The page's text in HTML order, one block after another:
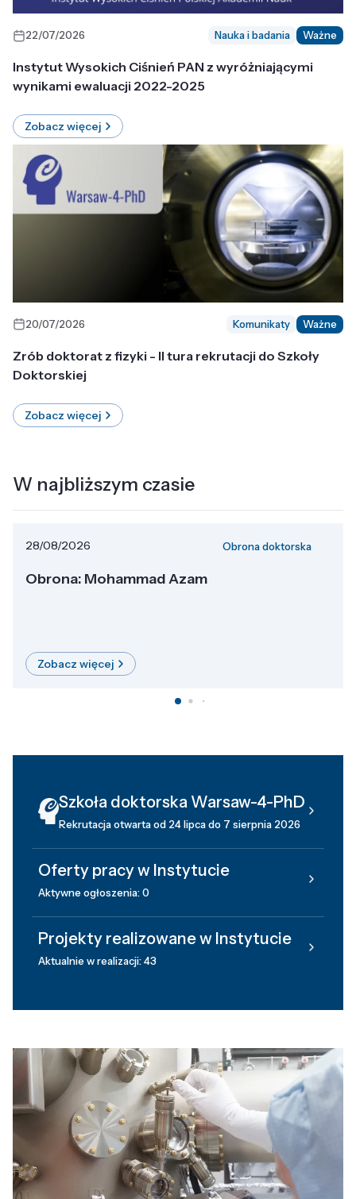
22/07/2026 Nauka i badania Ważne
Instytut Wysokich Ciśnień PAN z wyróżniającymi
wynikami ewaluacji 2022-2025
Zobacz więcej
20/07/2026 Komunikaty Ważne
Zrób doktorat z fizyki - II tura rekrutacji do Szkoły
Doktorskiej
Zobacz więcej
W najbliższym czasie
28/08/2026 Obrona doktorska
Obrona: Mohammad Azam
Zobacz więcej
Szkoła doktorska Warsaw-4-PhD
Rekrutacja otwarta od 24 lipca do 7 sierpnia 2026
Oferty pracy w Instytucie
Aktywne ogłoszenia: 0
Projekty realizowane w Instytucie
Aktualnie w realizacji: 43